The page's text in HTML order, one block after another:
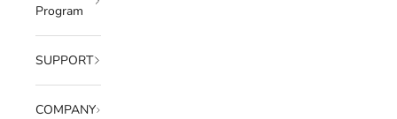
Program
SUPPORT
COMPANY